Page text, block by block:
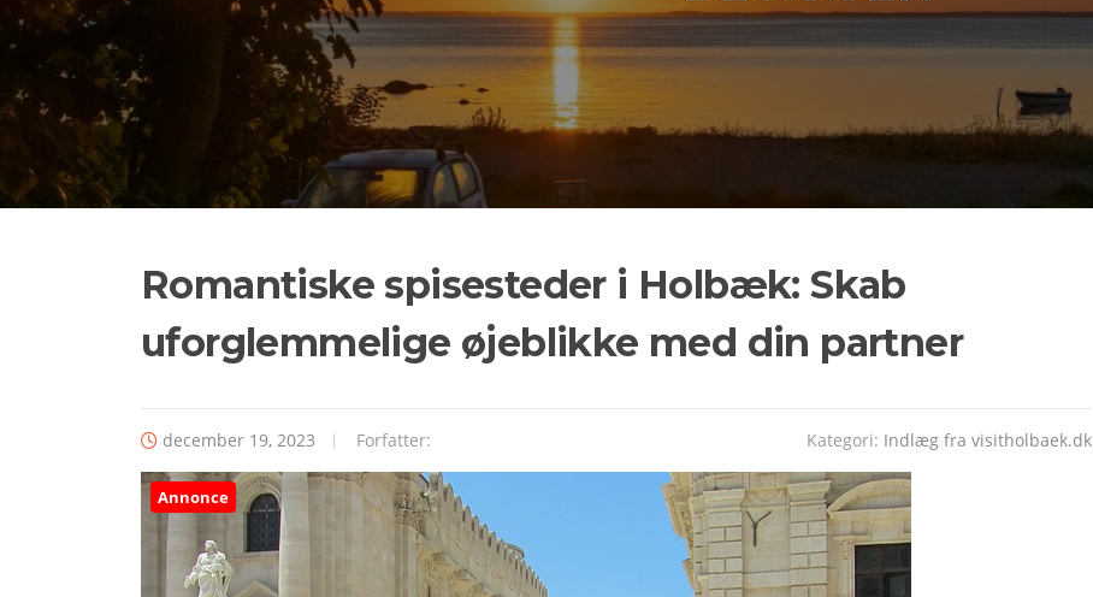
Romantiske spisesteder i Holbæk: Skab
uforglemmelige øjeblikke med din partner
december 19, 2023 Forfatter: Kategori: Indlæg fra visitholbaek.dk
Annonce